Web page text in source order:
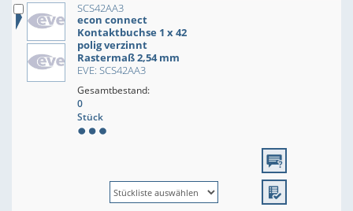
SCS42AA3
econ connect
Kontaktbuchse 1 x 42
polig verzinnt
Rastermaß 2,54 mm
EVE: SCS42AA3
Gesamtbestand:
0
Stück